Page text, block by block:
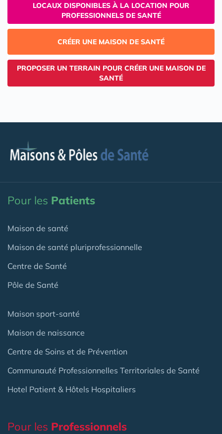
LOCAUX DISPONIBLES À LA LOCATION POUR
PROFESSIONNELS DE SANTÉ
CRÉER UNE MAISON DE SANTÉ
PROPOSER UN TERRAIN POUR CRÉER UNE MAISON DE
SANTÉ
Pour les Patients
Maison de santé
Maison de santé pluriprofessionnelle
Centre de Santé
Pôle de Santé
Maison sport-santé
Maison de naissance
Centre de Soins et de Prévention
Communauté Professionnelles Territoriales de Santé
Hotel Patient & Hôtels Hospitaliers
Pour les Professionnels